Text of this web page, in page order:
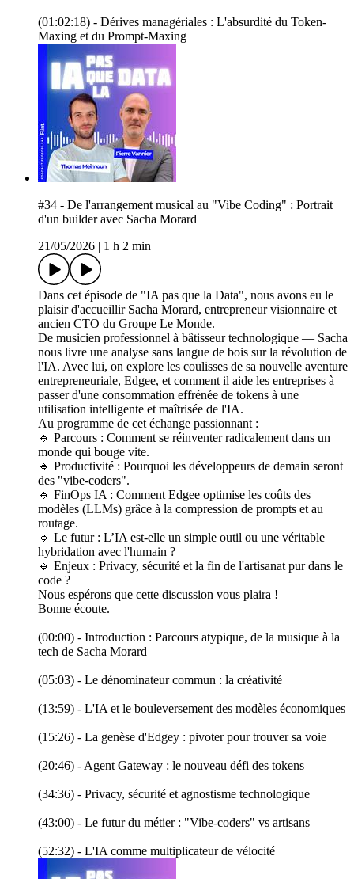
(01:02:18) - Dérives managériales : L'absurdité du Token-
Maxing et du Prompt-Maxing
#34 - De l'arrangement musical au "Vibe Coding" : Portrait
d'un builder avec Sacha Morard
21/05/2026
1 h 2 min
Dans cet épisode de "IA pas que la Data", nous avons eu le
plaisir d'accueillir Sacha Morard, entrepreneur visionnaire et
ancien CTO du Groupe Le Monde.
De musicien professionnel à bâtisseur technologique — Sacha
nous livre une analyse sans langue de bois sur la révolution de
l'IA. Avec lui, on explore les coulisses de sa nouvelle aventure
entrepreneuriale, Edgee, et comment il aide les entreprises à
passer d'une consommation effrénée de tokens à une
utilisation intelligente et maîtrisée de l'IA.
Au programme de cet échange passionnant :
🔹 Parcours : Comment se réinventer radicalement dans un
monde qui bouge vite.
🔹 Productivité : Pourquoi les développeurs de demain seront
des "vibe-coders".
🔹 FinOps IA : Comment Edgee optimise les coûts des
modèles (LLMs) grâce à la compression de prompts et au
routage.
🔹 Le futur : L’IA est-elle un simple outil ou une véritable
hybridation avec l'humain ?
🔹 Enjeux : Privacy, sécurité et la fin de l'artisanat pur dans le
code ?
Nous espérons que cette discussion vous plaira !
Bonne écoute.
(00:00) - Introduction : Parcours atypique, de la musique à la
tech de Sacha Morard
(05:03) - Le dénominateur commun : la créativité
(13:59) - L'IA et le bouleversement des modèles économiques
(15:26) - La genèse d'Edgey : pivoter pour trouver sa voie
(20:46) - Agent Gateway : le nouveau défi des tokens
(34:36) - Privacy, sécurité et agnostisme technologique
(43:00) - Le futur du métier : "Vibe-coders" vs artisans
(52:32) - L'IA comme multiplicateur de vélocité